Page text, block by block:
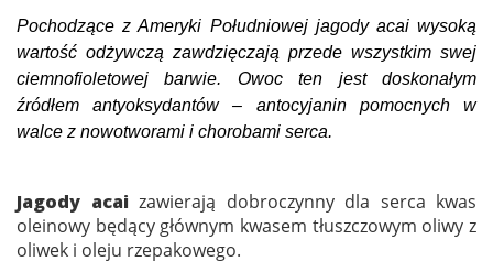
zrób to sam
EKO – Styl
kuchnia
praca
Pochodzące z Ameryki Południowej jagody acai wysoką
wartość odżywczą zawdzięczają przede wszystkim swej
ciemnofioletowej barwie. Owoc ten jest doskonałym
źródłem antyoksydantów – antocyjanin pomocnych w
walce z nowotworami i chorobami serca.
Jagody acai zawierają dobroczynny dla serca kwas
oleinowy będący głównym kwasem tłuszczowym oliwy z
oliwek i oleju rzepakowego.